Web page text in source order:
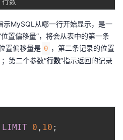
示MySQL从哪一行开始显示，是一
置偏移量”，将会从表中的第一条
置偏移量是 0 ，第二条记录的位置
第二个参数“行数”指示返回的记录
LIMIT 0 , 10 ;